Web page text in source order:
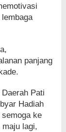
panjang
Pati
Hadiah
ke
maju lagi,